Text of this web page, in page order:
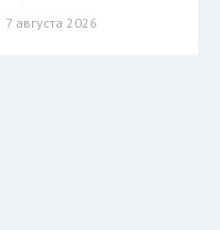
7 августа 2026